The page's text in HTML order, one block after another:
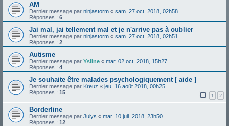
AM
Dernier message par ninjastorm « sam. 27 oct. 2018, 02h58
Réponses : 6
Jai mal, jai tellement mal et je n'arrive pas à oublier
Dernier message par ninjastorm « sam. 27 oct. 2018, 02h51
Réponses : 2
Autisme
Dernier message par Ysilne « mar. 02 oct. 2018, 15h27
Réponses : 4
Je souhaite être malades psychologiquement [ aide ]
Dernier message par Kreuz « jeu. 16 août 2018, 00h25
Réponses : 15 1 2
Borderline
Dernier message par Julys « mar. 10 juil. 2018, 23h50
Réponses : 12